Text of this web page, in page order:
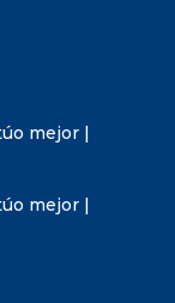
mejor |
mejor |